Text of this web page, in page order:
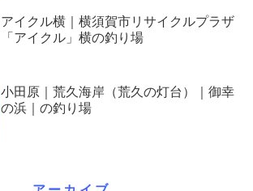
アイクル横｜横須賀市リサイクルプラザ
「アイクル」横の釣り場
小田原｜荒久海岸（荒久の灯台）｜御幸
の浜｜の釣り場